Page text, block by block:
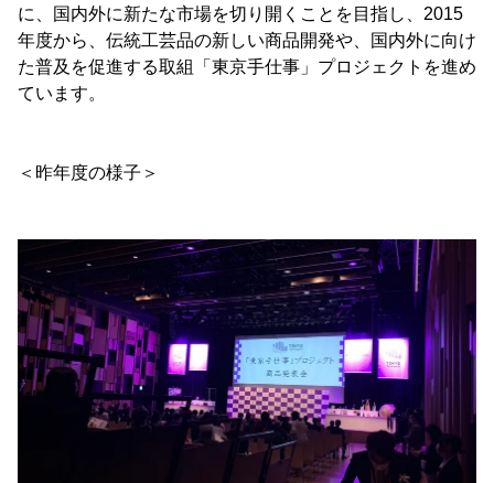
に、国内外に新たな市場を切り開くことを目指し、2015
年度から、伝統工芸品の新しい商品開発や、国内外に向け
た普及を促進する取組「東京手仕事」プロジェクトを進め
ています。
＜昨年度の様子＞